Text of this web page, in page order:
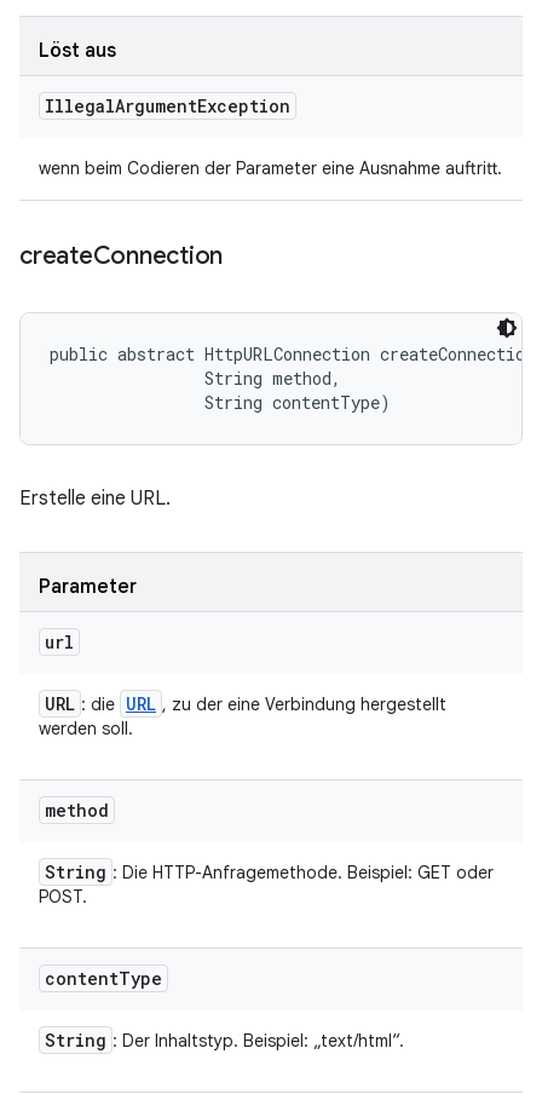
Löst aus
IllegalArgumentException
wenn beim Codieren der Parameter eine Ausnahme auftritt.
createConnection
public abstract HttpURLConnection
                String method,
                String contentType)
Erstelle eine URL.
Parameter
url
URL : die URL , zu der eine Verbindung hergestellt
werden soll.
method
String : Die HTTP-Anfragemethode. Beispiel: GET oder
POST.
contentType
String : Der Inhaltstyp. Beispiel: „text/html“.